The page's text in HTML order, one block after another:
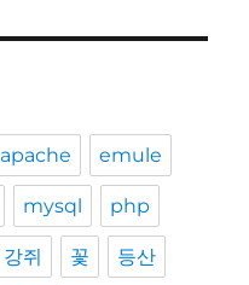
apache emule
mysql php
강쥐 꽃 등산